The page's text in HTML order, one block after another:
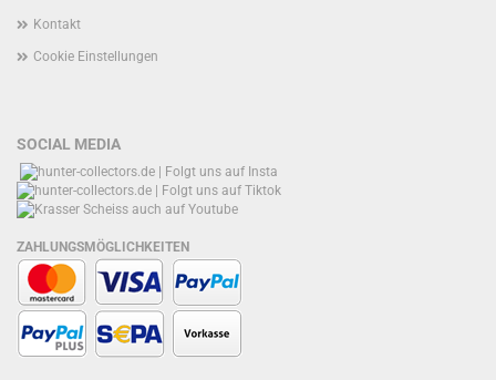
Kontakt
Cookie Einstellungen
SOCIAL MEDIA
ZAHLUNGSMÖGLICHKEITEN